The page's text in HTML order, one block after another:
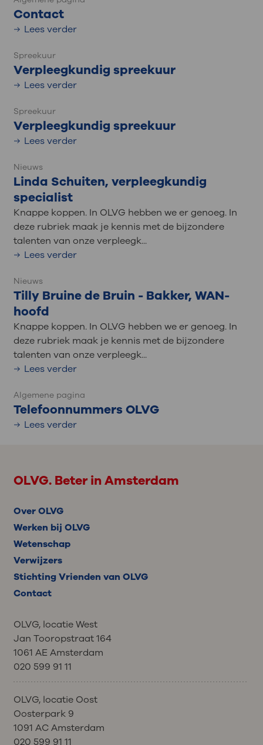
Contact
Lees verder
Spreekuur
Verpleegkundig spreekuur
Lees verder
Spreekuur
Verpleegkundig spreekuur
Lees verder
Nieuws
Linda Schuiten, verpleegkundig
specialist
Knappe koppen. In OLVG hebben we er genoeg. In
deze rubriek maak je kennis met de bijzondere
talenten van onze verpleegk...
Lees verder
Nieuws
Tilly Bruine de Bruin - Bakker, WAN-
hoofd
Knappe koppen. In OLVG hebben we er genoeg. In
deze rubriek maak je kennis met de bijzondere
talenten van onze verpleegk...
Lees verder
Algemene pagina
Telefoonnummers OLVG
Lees verder
OLVG. Beter in Amsterdam
Over OLVG
Werken bij OLVG
Wetenschap
Verwijzers
Stichting Vrienden van OLVG
Contact
OLVG, locatie West
Jan Tooropstraat 164
1061 AE Amsterdam
020 599 91 11
OLVG, locatie Oost
Oosterpark 9
1091 AC Amsterdam
020 599 91 11